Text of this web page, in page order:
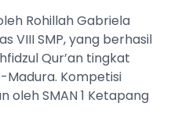
Rohillah Gabriela
VIII SMP, yang berhasil
Qur’an tingkat
Madura. Kompetisi
oleh SMAN 1 Ketapang